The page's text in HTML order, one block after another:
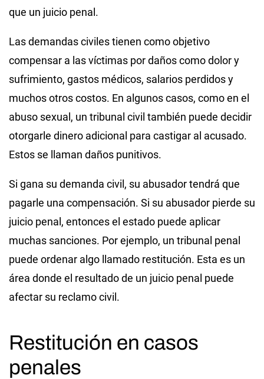
que un juicio penal.
Las demandas civiles tienen como objetivo
compensar a las víctimas por daños como dolor y
sufrimiento, gastos médicos, salarios perdidos y
muchos otros costos. En algunos casos, como en el
abuso sexual, un tribunal civil también puede decidir
otorgarle dinero adicional para castigar al acusado.
Estos se llaman daños punitivos.
Si gana su demanda civil, su abusador tendrá que
pagarle una compensación. Si su abusador pierde su
juicio penal, entonces el estado puede aplicar
muchas sanciones. Por ejemplo, un tribunal penal
puede ordenar algo llamado restitución. Esta es un
área donde el resultado de un juicio penal puede
afectar su reclamo civil.
Restitución en casos
penales